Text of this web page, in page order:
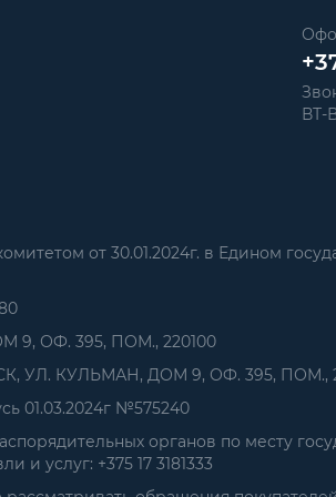
ВТ-
от 30.01.2024г. в Едином
9, ОФ. 395, ПОМ., 220100
УЛ. КУЛЬМАН, ДОМ 9, ОФ. 395, ПОМ.,
01.03.2024г №575240
органов по месту
и услуг: +375 17 3181333